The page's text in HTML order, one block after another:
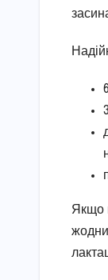
Якщо